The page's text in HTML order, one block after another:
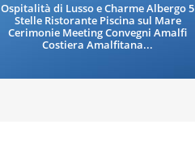
Ospitalità di Lusso e Charme Albergo 5
Stelle Ristorante Piscina sul Mare
Cerimonie Meeting Convegni Amalfi
Costiera Amalfitana...